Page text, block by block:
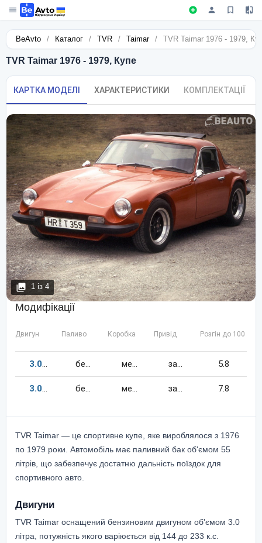
BeAvto / Каталог / TVR / Taimar / TVR Taimar 1976 - 1979,
TVR Taimar 1976 - 1979, Купе
КАРТКА МОДЕЛІ ХАРАКТЕРИСТИКИ КОМПЛЕКТАЦІЇ
1 із 4
Модифікації
Двигун Паливо Коробка Привід Розгін до 100 км/
3.0233 бензин механіка задній 5.8
3.0144 бензин механіка задній 7.8
TVR Taimar — це спортивне купе, яке вироблялося з 1976
по 1979 роки. Автомобіль має паливний бак об'ємом 55
літрів, що забезпечує достатню дальність поїздок для
спортивного авто.
Двигуни
TVR Taimar оснащений бензиновим двигуном об'ємом 3.0
літра, потужність якого варіюється від 144 до 233 к.с.